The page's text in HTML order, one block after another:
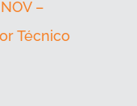
–
Técnico